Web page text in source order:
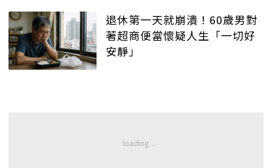
退休第一天就崩潰！60歲男對
著超商便當懷疑人生「一切好
安靜」